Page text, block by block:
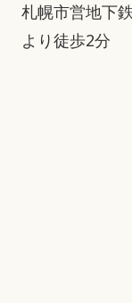
札幌市営地下
より徒歩2分